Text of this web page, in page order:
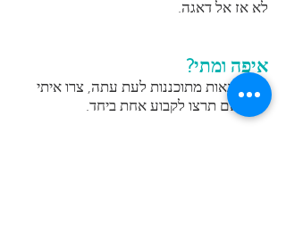
לא אז אל דאגה.
איפה ומתי?
אין סדנאות מתוכננות לעת עתה, צרו איתי
קשר אם תרצו לקבוע אחת ביחד.